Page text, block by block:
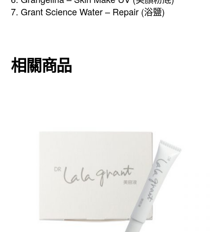
7. Grant Science Water – Repair (浴鹽)
相關商品